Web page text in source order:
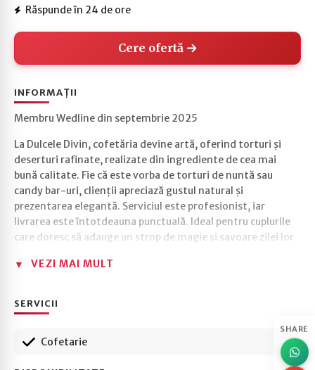
SHARE
Răspunde în 24 de ore
Cere ofertă
INFORMAȚII
Membru Wedline din septembrie 2025
La Dulcele Divin, cofetăria devine artă, oferind torturi și
deserturi rafinate, realizate din ingrediente de cea mai
bună calitate. Fie că este vorba de torturi de nuntă sau
candy bar-uri, clienții apreciază gustul natural și
prezentarea elegantă. Serviciul este profesionist, iar
livrarea este întotdeauna punctuală. Ideal pentru cuplurile
care doresc să adauge un strop de magie și savoare zilei lor
VEZI MAI MULT
SERVICII
Cofetarie